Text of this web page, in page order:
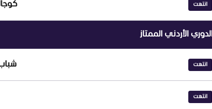
انتهت
الدوري الأردني الممتاز
انتهت شباب
انتهت